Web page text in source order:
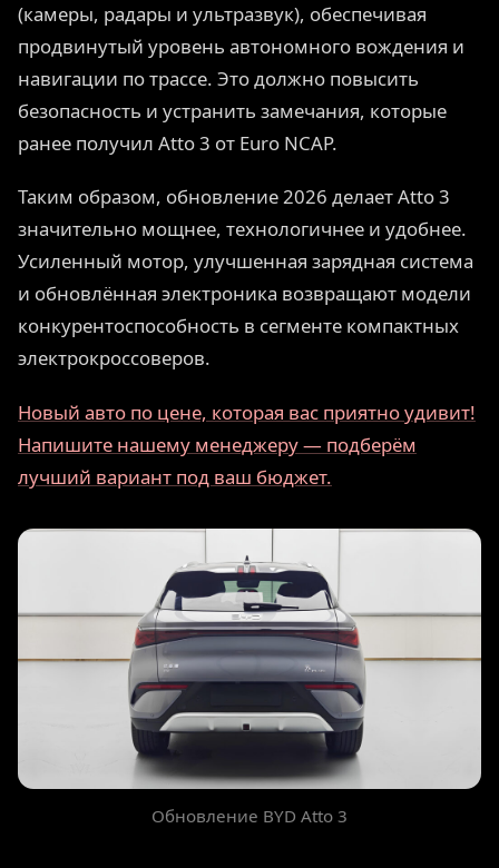
(камеры, радары и ультразвук), обеспечивая
продвинутый уровень автономного вождения и
навигации по трассе. Это должно повысить
безопасность и устранить замечания, которые
ранее получил Atto 3 от Euro NCAP.
Таким образом, обновление 2026 делает Atto 3
значительно мощнее, технологичнее и удобнее.
Усиленный мотор, улучшенная зарядная система
и обновлённая электроника возвращают модели
конкурентоспособность в сегменте компактных
электрокроссоверов.
Новый авто по цене, которая вас приятно удивит!
Напишите нашему менеджеру — подберём
лучший вариант под ваш бюджет.
Обновление BYD Atto 3